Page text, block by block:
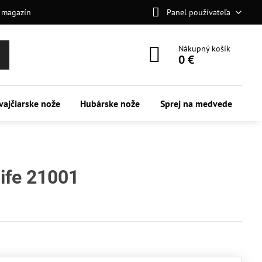
Panel používateľa
Nákupný košík
0 €
nože Hubárske nože Sprej na medvede
21001